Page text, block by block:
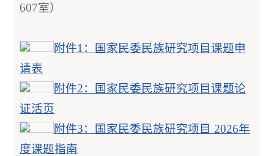
607室）
附件1：国家民委民族研究项目课题申
请表
附件2：国家民委民族研究项目课题论
证活页
附件3：国家民委民族研究项目 2026年
度课题指南